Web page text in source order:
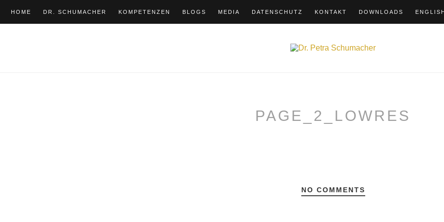
HOME DR. SCHUMACHER KOMPETENZEN BLOGS MEDIA DATENSCHUTZ KONTAKT DOWNLOADS
PAGE_2_LOWRES
NO COMMENTS